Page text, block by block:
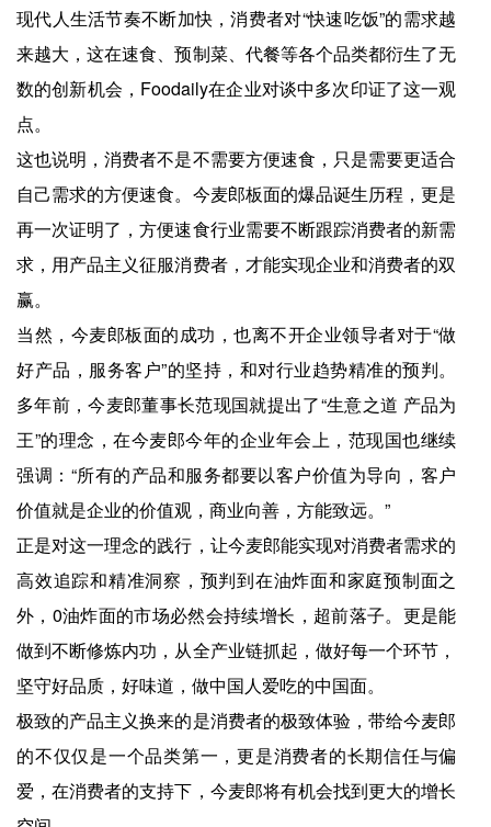
现代人生活节奏不断加快，消费者对“快速吃饭”的需求越
来越大，这在速食、预制菜、代餐等各个品类都衍生了无
数的创新机会，Foodaily在企业对谈中多次印证了这一观
点。
这也说明，消费者不是不需要方便速食，只是需要更适合
自己需求的方便速食。今麦郎板面的爆品诞生历程，更是
再一次证明了，方便速食行业需要不断跟踪消费者的新需
求，用产品主义征服消费者，才能实现企业和消费者的双
赢。
当然，今麦郎板面的成功，也离不开企业领导者对于“做
好产品，服务客户”的坚持，和对行业趋势精准的预判。
多年前，今麦郎董事长范现国就提出了“生意之道 产品为
王”的理念，在今麦郎今年的企业年会上，范现国也继续
强调：“所有的产品和服务都要以客户价值为导向，客户
价值就是企业的价值观，商业向善，方能致远。”
正是对这一理念的践行，让今麦郎能实现对消费者需求的
高效追踪和精准洞察，预判到在油炸面和家庭预制面之
外，0油炸面的市场必然会持续增长，超前落子。更是能
做到不断修炼内功，从全产业链抓起，做好每一个环节，
坚守好品质，好味道，做中国人爱吃的中国面。
极致的产品主义换来的是消费者的极致体验，带给今麦郎
的不仅仅是一个品类第一，更是消费者的长期信任与偏
爱，在消费者的支持下，今麦郎将有机会找到更大的增长